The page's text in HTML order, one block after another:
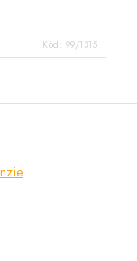
Kód: 99/1315